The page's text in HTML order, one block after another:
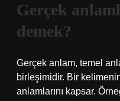
Gerçek
demek?
Gerçek anlam, temel
birleşimidir. Bir
anlamlarını kapsar.